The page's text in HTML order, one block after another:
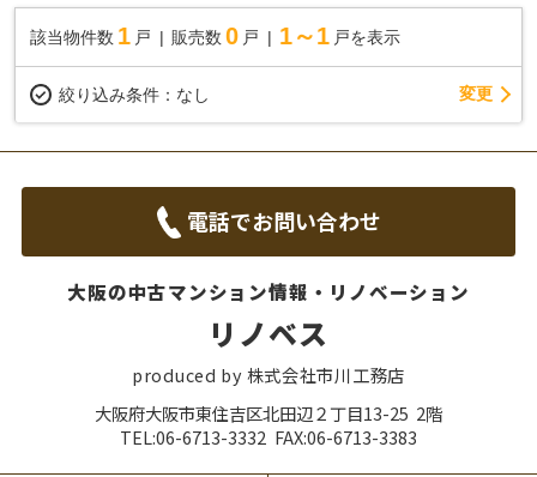
該当物件数 1 戸 販売数 0 戸 1～1 戸を表示
絞り込み条件： なし 変更
電話でお問い合わせ
大阪の中古マンション情報・リノベーション
リノベス
produced by 株式会社市川工務店
大阪府大阪市東住吉区北田辺２丁目13-25 2階
TEL:06-6713-3332 FAX:06-6713-3383